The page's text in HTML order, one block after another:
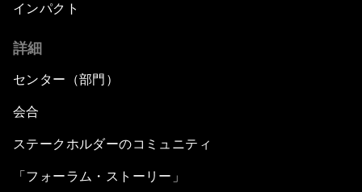
インパクト
詳細
センター（部門）
会合
ステークホルダーのコミュニティ
「フォーラム・ストーリー」